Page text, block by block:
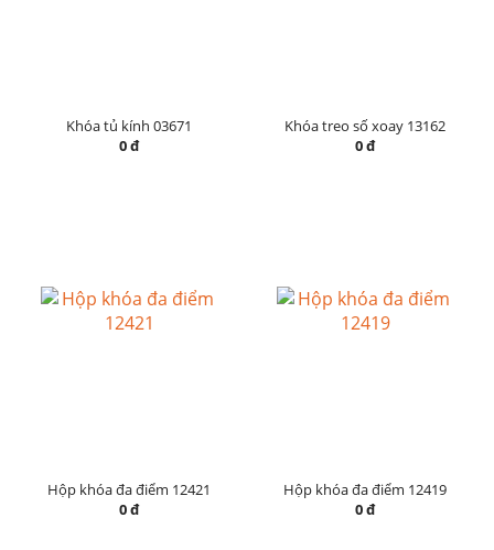
Khóa tủ kính 03671
0 đ
Khóa treo số xoay 13162
0 đ
Hộp khóa đa điểm 12421
0 đ
Hộp khóa đa điểm 12419
0 đ